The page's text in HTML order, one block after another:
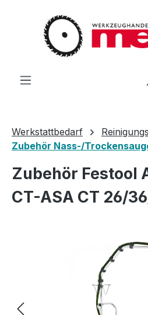
Zum Hauptinhalt springen
Werkstattbedarf
Zubehör Nass-/
Zubehör Festool
CT-ASA CT 26/
Bildergalerie überspringen